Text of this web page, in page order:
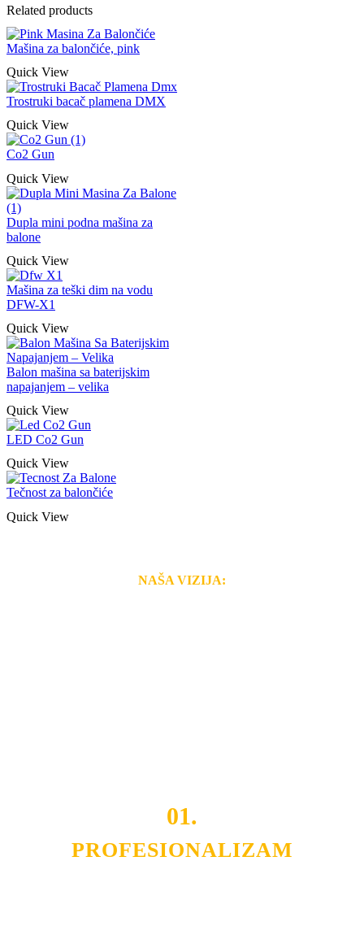
Related products
Mašina za balončiće, pink
Quick View
Trostruki bacač plamena DMX
Quick View
Co2 Gun
Quick View
Dupla mini podna mašina za
balone
Quick View
Mašina za teški dim na vodu
DFW-X1
Quick View
Balon mašina sa baterijskim
napajanjem – velika
Quick View
LED Co2 Gun
Quick View
Tečnost za balončiće
Quick View
NAŠA VIZIJA:
01.
PROFESIONALIZAM